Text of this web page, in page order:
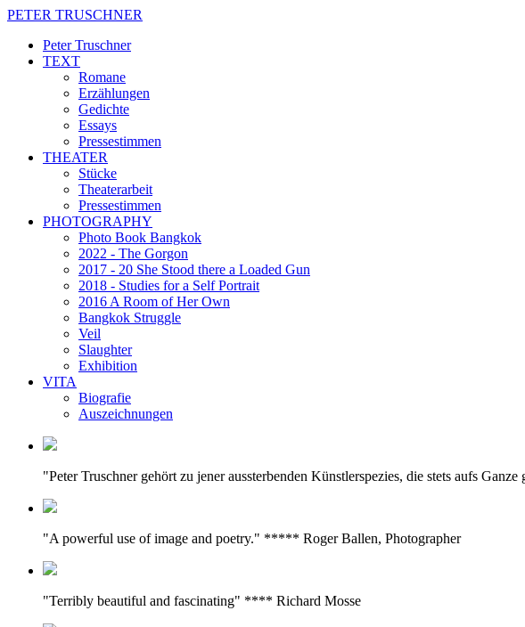
PETER TRUSCHNER
Peter Truschner
TEXT
Romane
Erzählungen
Gedichte
Essays
Pressestimmen
THEATER
Stücke
Theaterarbeit
Pressestimmen
PHOTOGRAPHY
Photo Book Bangkok
2022 - The Gorgon
2017 - 20 She Stood there a Loaded Gun
2018 - Studies for a Self Portrait
2016 A Room of Her Own
Bangkok Struggle
Veil
Slaughter
Exhibition
VITA
Biografie
Auszeichnungen
"Peter Truschner gehört zu jener aussterbenden Künstlerspezies, die stets aufs
"A powerful use of image and poetry." ***** Roger Ballen, Photographer
"Terribly beautiful and fascinating" **** Richard Mosse